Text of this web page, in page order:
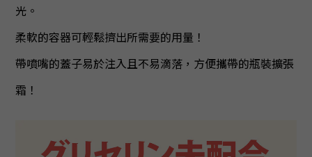
光。
柔軟的容器可輕鬆擠出所需要的用量！
帶噴嘴的蓋子易於注入且不易滴落，方便攜帶的瓶裝擴張
霜！